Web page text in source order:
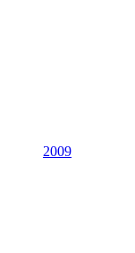
2009